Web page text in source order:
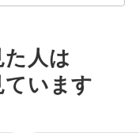
人は
います